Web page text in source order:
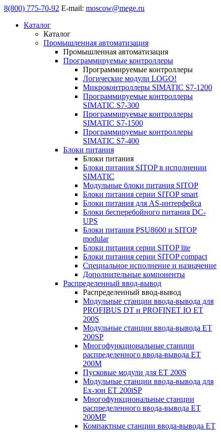
8(800) 775-70-92 E-mail: moscow@mege.ru
Каталог
Каталог
Промышленная автоматизация
Промышленная автоматизация
Программируемые контроллеры
Программируемые контроллеры
Логические модули LOGO!
Микроконтроллеры SIMATIC S7-1200
Программируемые контроллеры
SIMATIC S7-300
Программируемые контроллеры
SIMATIC S7-1500
Программируемые контроллеры
SIMATIC S7-400
Блоки питания
Блоки питания
Блоки питания SITOP в исполнении
SIMATIC
Модульные блоки питания SITOP
Блоки питания серии SITOP smart
Блоки питания для AS-интерфейса
Блоки бесперебойного питания DC-
UPS
Блоки питания PSU8600 и SITOP
modular
Блоки питания серии SITOP lite
Блоки питания серии SITOP compact
Специальное исполнение и назначение
Дополнительные компоненты
Распределенный ввод-вывод
Распределенный ввод-вывод
Модульные станции ввода-вывода для
PROFIBUS DT и PROFINET IO ET
200S
Модульные станции ввода-вывода ET
200SP
Многофункциональные станции
распределенного ввода-вывода ET
200M
Пусковые модули для ET 200S
Модульные станции ввода-вывода для
Ex-зон ET 200iSP
Многофункциональные станции
распределенного ввода-вывода ET
200MP
Компактные станции ввода-вывода ET